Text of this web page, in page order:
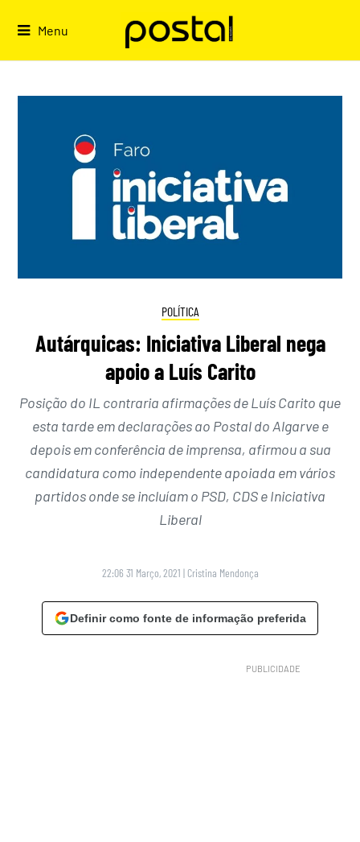
Menu
POLÍTICA
Autárquicas: Iniciativa Liberal nega
apoio a Luís Carito
Posição do IL contraria afirmações de Luís Carito que
esta tarde em declarações ao Postal do Algarve e
depois em conferência de imprensa, afirmou a sua
candidatura como independente apoiada em vários
partidos onde se incluíam o PSD, CDS e Iniciativa
Liberal
22:06 31 Março, 2021 | Cristina Mendonça
Definir como fonte de informação preferida